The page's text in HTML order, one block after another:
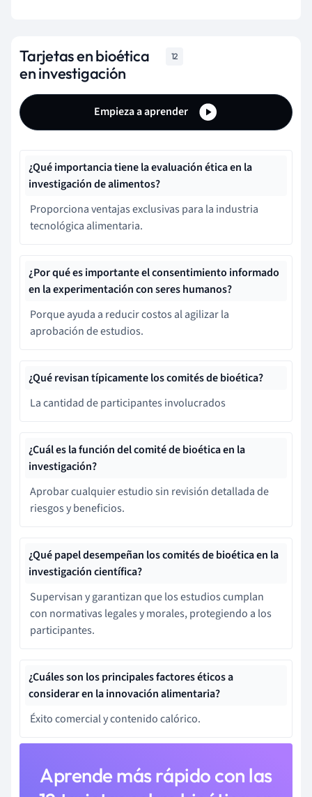
Tarjetas en bioética
en investigación
12
Empieza a aprender
¿Qué importancia tiene la evaluación ética en la
investigación de alimentos?
Proporciona ventajas exclusivas para la industria
tecnológica alimentaria.
¿Por qué es importante el consentimiento informado
en la experimentación con seres humanos?
Porque ayuda a reducir costos al agilizar la
aprobación de estudios.
¿Qué revisan típicamente los comités de bioética?
La cantidad de participantes involucrados
¿Cuál es la función del comité de bioética en la
investigación?
Aprobar cualquier estudio sin revisión detallada de
riesgos y beneficios.
¿Qué papel desempeñan los comités de bioética en la
investigación científica?
Supervisan y garantizan que los estudios cumplan
con normativas legales y morales, protegiendo a los
participantes.
¿Cuáles son los principales factores éticos a
considerar en la innovación alimentaria?
Éxito comercial y contenido calórico.
Aprende más rápido con las